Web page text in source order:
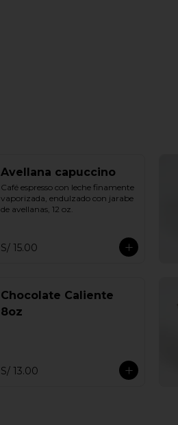
Avellana capuccino
Café espresso con leche finamente
vaporizada, endulzado con jarabe
de avellanas, 12 oz.
S/ 15.00
Chocolate Caliente
8oz
S/ 13.00